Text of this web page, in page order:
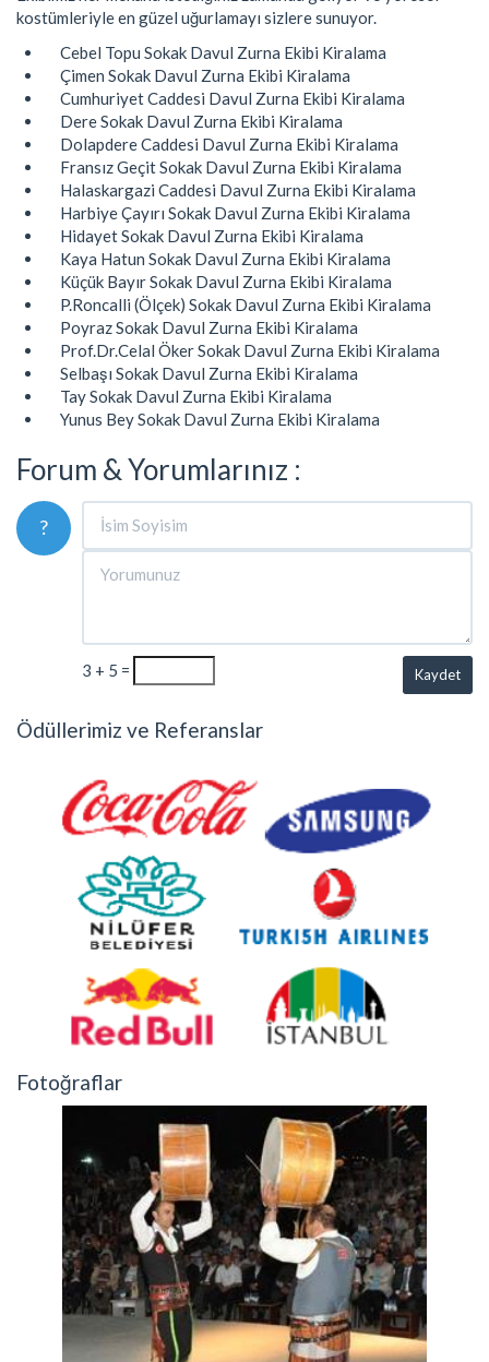
kostümleriyle en güzel uğurlamayı sizlere sunuyor.
Cebel Topu Sokak Davul Zurna Ekibi Kiralama
Çimen Sokak Davul Zurna Ekibi Kiralama
Cumhuriyet Caddesi Davul Zurna Ekibi Kiralama
Dere Sokak Davul Zurna Ekibi Kiralama
Dolapdere Caddesi Davul Zurna Ekibi Kiralama
Fransız Geçit Sokak Davul Zurna Ekibi Kiralama
Halaskargazi Caddesi Davul Zurna Ekibi Kiralama
Harbiye Çayırı Sokak Davul Zurna Ekibi Kiralama
Hidayet Sokak Davul Zurna Ekibi Kiralama
Kaya Hatun Sokak Davul Zurna Ekibi Kiralama
Küçük Bayır Sokak Davul Zurna Ekibi Kiralama
P.Roncalli (Ölçek) Sokak Davul Zurna Ekibi Kiralama
Poyraz Sokak Davul Zurna Ekibi Kiralama
Prof.Dr.Celal Öker Sokak Davul Zurna Ekibi Kiralama
Selbaşı Sokak Davul Zurna Ekibi Kiralama
Tay Sokak Davul Zurna Ekibi Kiralama
Yunus Bey Sokak Davul Zurna Ekibi Kiralama
Forum & Yorumlarınız :
?
3 + 5 = Kaydet
Ödüllerimiz ve Referanslar
Fotoğraflar